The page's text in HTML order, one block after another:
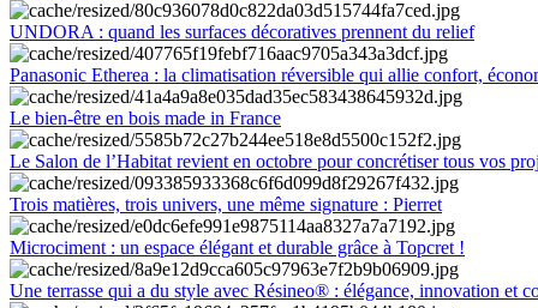
UNDORA : quand les surfaces décoratives prennent du relief
Panasonic Etherea : la climatisation réversible qui allie confort,
Le bien-être en bois made in France
Le Salon de l’Habitat revient en octobre pour concrétiser tous vos
Trois matières, trois univers, une même signature : Pierret
Microciment : un espace élégant et durable grâce à Topcret !
Une terrasse qui a du style avec Résineo® : élégance, innovation et